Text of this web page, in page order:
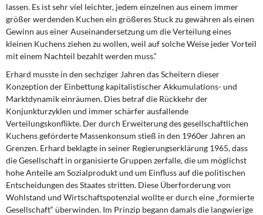
lassen. Es ist sehr viel leichter, jedem einzelnen aus einem immer
größer werdenden Kuchen ein größeres Stuck zu gewähren als einen
Gewinn aus einer Auseinandersetzung um die Verteilung eines
kleinen Kuchens ziehen zu wollen, weil auf solche Weise jeder Vorteil
mit einem Nachteil bezahlt werden muss.“
Erhard musste in den sechziger Jahren das Scheitern dieser
Konzeption der Einbettung kapitalistischer Akkumulations- und
Marktdynamik einräumen. Dies betraf die Rückkehr der
Konjunkturzyklen und immer schärfer ausfallende
Verteilungskonflikte. Der durch Erweiterung des gesellschaftlichen
Kuchens geförderte Massenkonsum stieß in den 1960er Jahren an
Grenzen. Erhard beklagte in seiner Regierungserklärung 1965, dass
die Gesellschaft in organisierte Gruppen zerfalle, die um möglichst
hohe Anteile am Sozialprodukt und um Einfluss auf die politischen
Entscheidungen des Staates stritten. Diese Überforderung von
Wohlstand und Wirtschaftspotenzial wollte er durch eine „formierte
Gesellschaft“ überwinden. Im Prinzip begann damals die langwierige